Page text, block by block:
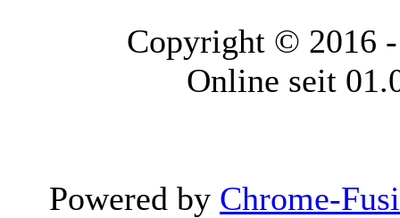
Copyright © 2016
Online seit
Powered by Chrome-